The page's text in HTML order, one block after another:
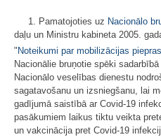
1. Pamatojoties uz Nacionālo
daļu un Ministru kabineta 2005.
" Noteikumi par mobilizācijas
Nacionālie bruņotie spēki
Nacionālo veselības dienestu
sagatavošanu un izsniegšanu, lai
gadījumā saistībā ar Covid-19
pasākumiem laikus tiktu veikta
un vakcinācija pret Covid-19